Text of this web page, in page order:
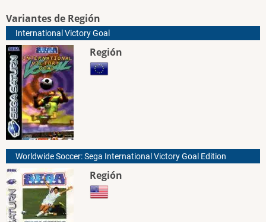
Variantes de Región
International Victory Goal
Región
Worldwide Soccer: Sega International Victory Goal Edition
Región